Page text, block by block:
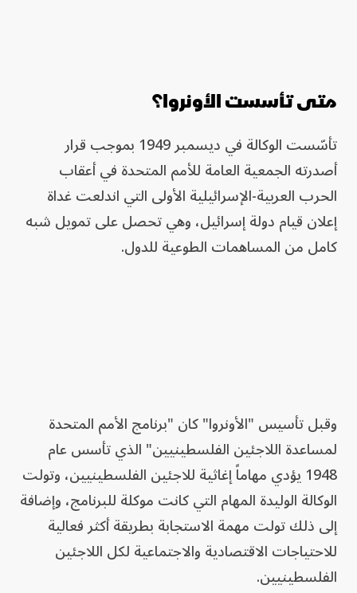
متى تأسست الأونروا؟
تأسّست الوكالة في ديسمبر 1949 بموجب قرار
أصدرته الجمعية العامة للأمم المتحدة في أعقاب
الحرب العربية-الإسرائيلية الأولى التي اندلعت غداة
إعلان قيام دولة إسرائيل، وهي تحصل على تمويل شبه
كامل من المساهمات الطوعية للدول.
وقبل تأسيس "الأونروا" كان "برنامج الأمم المتحدة
لمساعدة اللاجئين الفلسطينيين" الذي تأسس عام
1948 يؤدي مهاماً إغاثية للاجئين الفلسطينيين، وتولت
الوكالة الوليدة المهام التي كانت موكلة للبرنامج، وإضافة
إلى ذلك تولت مهمة الاستجابة بطريقة أكثر فعالية
للاحتياجات الاقتصادية والاجتماعية لكل اللاجئين
الفلسطينيين.